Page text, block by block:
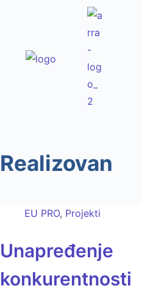
Realizovan
EU PRO, Projekti
Unapređenje
konkurentnosti